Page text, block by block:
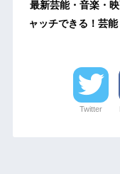
最新芸能・音楽・
ャッチできる！芸
Twitter